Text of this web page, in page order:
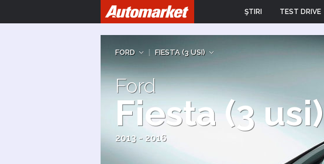
ŞTIRI TEST DRIVE
FORD FIESTA (3 USI)
Ford
Fiesta (3 usi)
2013 - 2016